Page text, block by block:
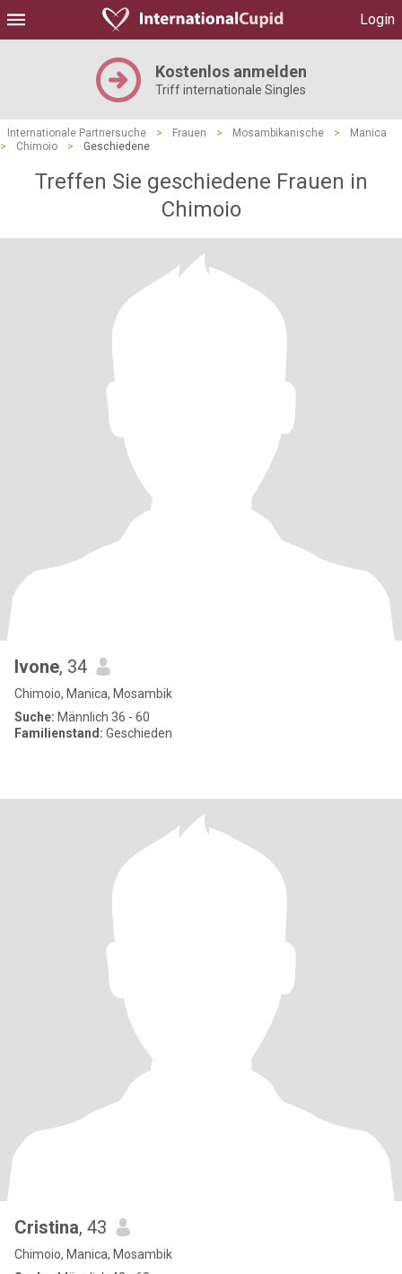
Login
Kostenlos anmelden
Triff internationale Singles
Internationale Partnersuche > Frauen > Mosambikanische >
Manica
>
Chimoio > Geschiedene
Treffen Sie geschiedene Frauen in
Chimoio
Ivone, 34
Chimoio, Manica, Mosambik
Suche: Männlich 36 - 60
Familienstand: Geschieden
Cristina, 43
Chimoio, Manica, Mosambik